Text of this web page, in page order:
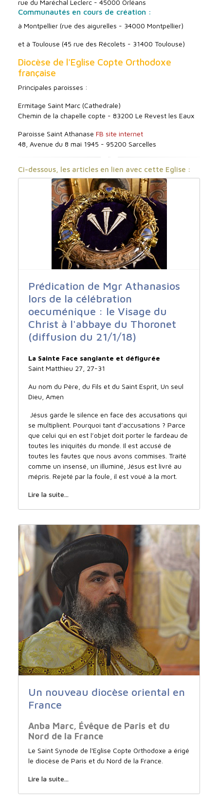
rue du Maréchal Leclerc - 45000 Orléans
Communautés en cours de création :
à Montpellier (rue des aigurelles - 34000 Montpellier)
et à Toulouse (45 rue des Récolets - 31400 Toulouse)
Diocèse de l'Eglise Copte Orthodoxe
française
Principales paroisses :
Ermitage Saint Marc (Cathedrale)
Chemin de la chapelle copte - 83200 Le Revest les Eaux
Paroisse Saint AthanaseFB site internet
48, Avenue du 8 mai 1945 - 95200 Sarcelles
Ci-dessous, les articles en lien avec cette Eglise :
Prédication de Mgr Athanasios
lors de la célébration
oecuménique : le Visage du
Christ à l'abbaye du Thoronet
(diffusion du 21/1/18)
La Sainte Face sanglante et défigurée
Saint Matthieu 27, 27-31
Au nom du Père, du Fils et du Saint Esprit, Un seul
Dieu, Amen
Jésus garde le silence en face des accusations qui
se multiplient. Pourquoi tant d’accusations ? Parce
que celui qui en est l’objet doit porter le fardeau de
toutes les iniquités du monde. Il est accusé de
toutes les fautes que nous avons commises. Traité
comme un insensé, un illuminé, Jésus est livré au
mépris. Rejeté par la foule, il est voué à la mort.
Lire la suite...
Un nouveau diocèse oriental en
France
Anba Marc, Évêque de Paris et du
Nord de la France
Le Saint Synode de l'Eglise Copte Orthodoxe a érigé
le diocèse de Paris et du Nord de la France.
Lire la suite...